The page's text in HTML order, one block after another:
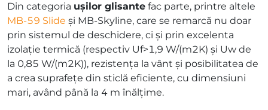
Din categoria ușilor glisante fac parte, printre altele
MB-59 Slide și MB-Skyline, care se remarcă nu doar
prin sistemul de deschidere, ci și prin excelenta
izolație termică (respectiv Uf>1,9 W/(m2K) și Uw de
la 0,85 W/(m2K)), rezistența la vânt și posibilitatea de
a crea suprafețe din sticlă eficiente, cu dimensiuni
mari, având până la 4 m înălțime.